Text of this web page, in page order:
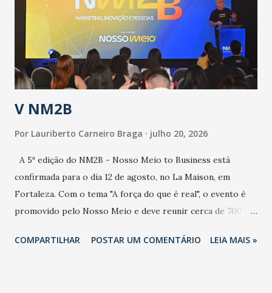
de uma epidemia com um vírus diferente, com um poder de
contaminação maior que outros coronavírus”, apontou o
secretário. Segundo ele, é uma epidemia com chance de
contaminação alta, podendo gerar um grande risco à
população e ao sistema de saúde. “Precisamos saber fazer a
estratificação do risco da doença, para não so...
V NM2B
Por Lauriberto Carneiro Braga julho 20, 2026
A 5ª edição do NM2B - Nosso Meio to Business está
confirmada para o dia 12 de agosto, no La Maison, em
Fortaleza. Com o tema "A força do que é real", o evento é
promovido pelo Nosso Meio e deve reunir cerca de 700
e lideranças do Mercado Nacional. Desde 2022, o NM2B
COMPARTILHAR POSTAR UM COMENTÁRIO LEIA MAIS »